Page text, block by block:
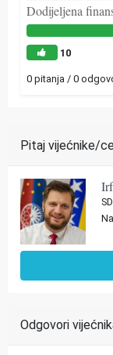
Dodijeljena
10
0 pitanja / 0
Pitaj vijećnike/
Odgovori